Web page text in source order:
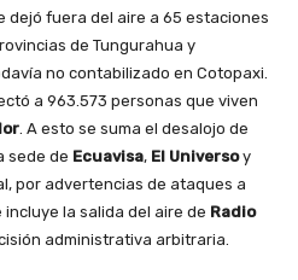
dejó fuera del aire a 65 estaciones
de Tungurahua y
no contabilizado en Cotopaxi.
a 963.573 personas que viven
. A esto se suma el desalojo de
sede de Ecuavisa, El Universoy
por advertencias de ataques a
la salida del aire de Radio
administrativa arbitraria.